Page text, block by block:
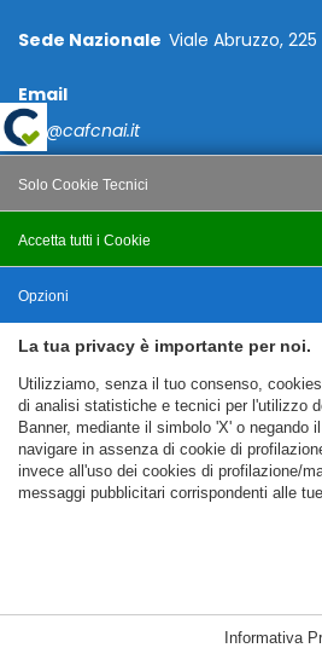
Sede Nazionale Viale Abruzzo,
Email
caf@cafcnai.it
Posta Certificata
Tel. 0871 540063
PRIVACY
Note Legali
Policy
Cookie Policy
La tua privacy è importante per noi.
Utilizziamo, senza il tuo consenso,
di analisi statistiche e tecnici per l'utilizzo
Banner, mediante il simbolo 'X' o negando
navigare in assenza di cookie di
invece all'uso dei cookies di profilazione/
messaggi pubblicitari corrispondenti alle
Accetta tutti i Cookie
Solo Cookie Tecnici
Salva
Opzioni
Nascondi Opzioni
Informativa